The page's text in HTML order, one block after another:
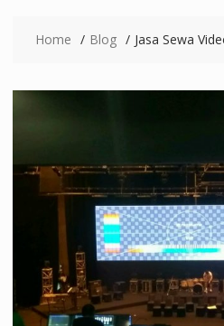
Home Blog Jasa Sewa